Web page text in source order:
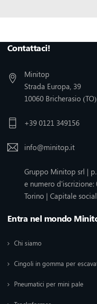
Contattaci!
Minitop
Strada Europa, 39
10060 Bricherasio
+39 0121 349156
info@minitop.it
Gruppo Minitop srl |
e numero d'iscrizione:
Torino | Capitale
Entra nel mondo
Chi siamo
Cingoli in gomma per
Pneumatici per mini pale